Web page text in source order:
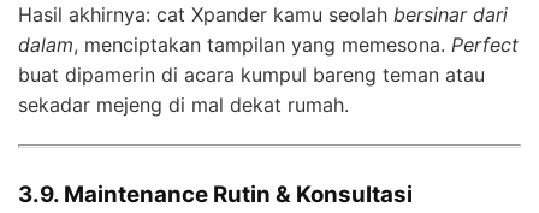
Hasil akhirnya: cat Xpander kamu seolah bersinar dari
dalam, menciptakan tampilan yang memesona. Perfect
buat dipamerin di acara kumpul bareng teman atau
sekadar mejeng di mal dekat rumah.
3.9. Maintenance Rutin & Konsultasi